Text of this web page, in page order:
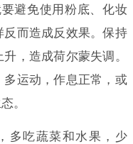
避免使用粉底、化妆
而造成反效果。保持
，造成荷尔蒙失调。
运动，作息正常，或
。
多吃蔬菜和水果，少